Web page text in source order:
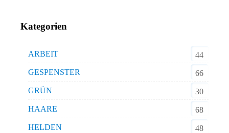
Kategorien
ARBEIT
44
GESPENSTER
66
GRÜN
30
HAARE
68
HELDEN
48